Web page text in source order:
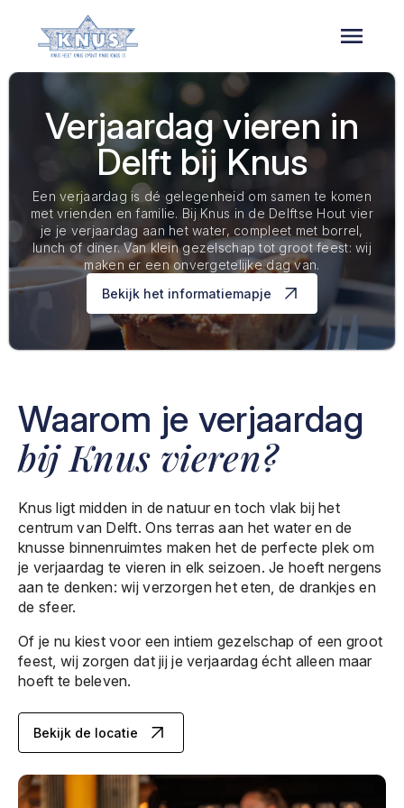
inhoud
Verjaardag vieren in
Delft bij Knus
Een verjaardag is dé gelegenheid om samen te komen
met vrienden en familie. Bij Knus in de Delftse Hout vier
je je verjaardag aan het water, compleet met borrel,
lunch of diner. Van klein gezelschap tot groot feest: wij
maken er een onvergetelijke dag van.
Bekijk het informatiemapje
Waarom je verjaardag
bij Knus vieren?
Knus ligt midden in de natuur en toch vlak bij het
centrum van Delft. Ons terras aan het water en de
knusse binnenruimtes maken het de perfecte plek om
je verjaardag te vieren in elk seizoen. Je hoeft nergens
aan te denken: wij verzorgen het eten, de drankjes en
de sfeer.
Of je nu kiest voor een intiem gezelschap of een groot
feest, wij zorgen dat jij je verjaardag écht alleen maar
hoeft te beleven.
Bekijk de locatie